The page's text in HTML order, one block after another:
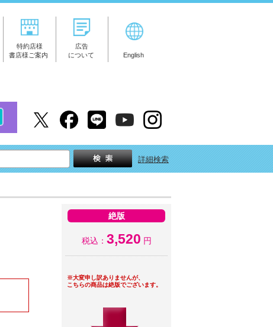
特約店様
書店様ご案内
広告
について
English
詳細検索
絶版
税込： 3,520 円
※大変申し訳ありませんが、
こちらの商品は絶版でございます。